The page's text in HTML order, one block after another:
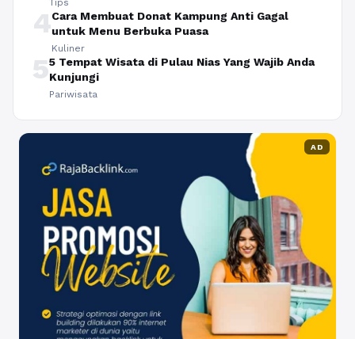
4Cara Membuat Donat Kampung Anti Gagal
untuk Menu Berbuka Puasa
Kuliner
55 Tempat Wisata di Pulau Nias Yang Wajib Anda
Kunjungi
Pariwisata
AD